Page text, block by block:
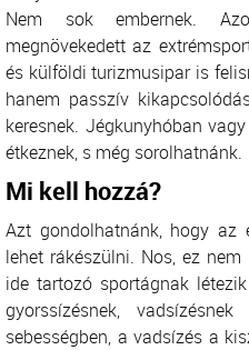
Nem sok embernek.
megnövekedett az
és külföldi turizmusipar is
hanem passzív
keresnek. Jégkunyhóban
étkeznek, s még sorolhatnánk.
Mi kell hozzá?
Azt gondolhatnánk, hogy az
lehet rákészülni. Nos, ez
ide tartozó sportágnak
gyorssízésnek,
sebességben, a vadsízés a